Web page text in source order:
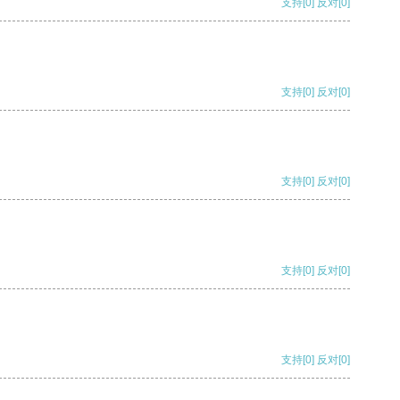
支持 [0] 反对 [0]
支持[0] 反对[0]
支持[0] 反对[0]
支持[0] 反对[0]
支持[0] 反对[0]